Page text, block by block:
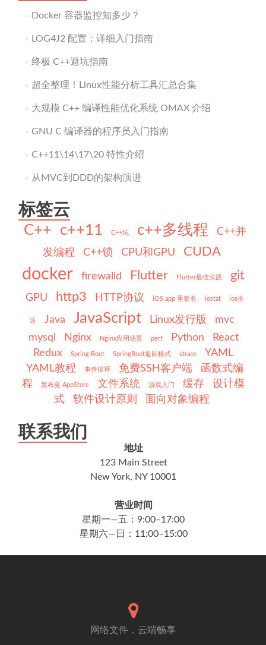
Docker 容器监控知多少？
LOG4J2 配置：详细入门指南
终极 C++避坑指南
超全整理！Linux性能分析工具汇总合集
大规模 C++ 编译性能优化系统 OMAX 介绍
GNU C 编译器的程序员入门指南
C++11\14\17\20 特性介绍
从MVC到DDD的架构演进
标签云
C++ c++11 C++坑 c++多线程 C++并
发编程 C++锁 CPU和GPU CUDA
docker firewalld Flutter Flutter最佳实践 git
GPU http3 HTTP协议 iOS app 重签名 iostat ios推
送 Java JavaScript Linux发行版
mvc
mysql
Nginx Nginx应用场景 perf Python
React
Redux
Spring Boot SpringBoot返回格式 strace
YAML
YAML教程
事件循环 免费SSH客户端
函数式编
程
发布至 AppStore 文件系统 游戏入门 缓存
设计模
式
软件设计原则 面向对象编程
联系我们
地址
123 Main Street
New York, NY 10001
营业时间
星期一—五：9:00–17:00
星期六—日：11:00–15:00
网络文件，云端畅享